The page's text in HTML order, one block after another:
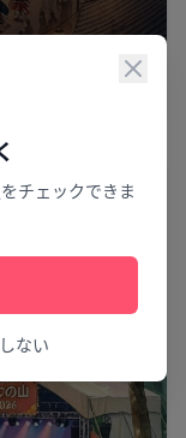
閉じ
チェックできま
ない